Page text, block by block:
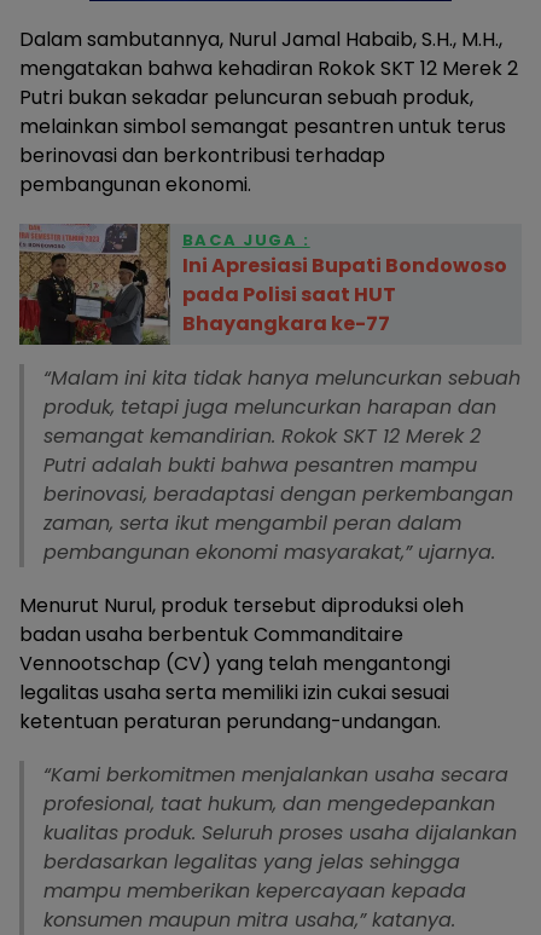
Dalam sambutannya, Nurul Jamal Habaib, S.H., M.H.,
mengatakan bahwa kehadiran Rokok SKT 12 Merek 2
Putri bukan sekadar peluncuran sebuah produk,
melainkan simbol semangat pesantren untuk terus
berinovasi dan berkontribusi terhadap
pembangunan ekonomi.
BACA JUGA :
Ini Apresiasi Bupati Bondowoso
pada Polisi saat HUT
Bhayangkara ke-77
“Malam ini kita tidak hanya meluncurkan sebuah
produk, tetapi juga meluncurkan harapan dan
semangat kemandirian. Rokok SKT 12 Merek 2
Putri adalah bukti bahwa pesantren mampu
berinovasi, beradaptasi dengan perkembangan
zaman, serta ikut mengambil peran dalam
pembangunan ekonomi masyarakat,” ujarnya.
Menurut Nurul, produk tersebut diproduksi oleh
badan usaha berbentuk Commanditaire
Vennootschap (CV) yang telah mengantongi
legalitas usaha serta memiliki izin cukai sesuai
ketentuan peraturan perundang-undangan.
“Kami berkomitmen menjalankan usaha secara
profesional, taat hukum, dan mengedepankan
kualitas produk. Seluruh proses usaha dijalankan
berdasarkan legalitas yang jelas sehingga
mampu memberikan kepercayaan kepada
konsumen maupun mitra usaha,” katanya.